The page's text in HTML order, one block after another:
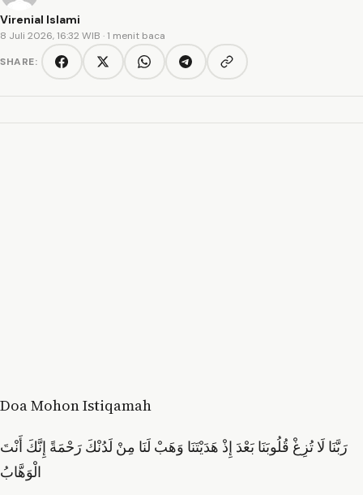
Virenial Islami
8 Juli 2026, 16:32 WIB · 1 menit baca
SHARE:
FacebookTwitter/XWhatsAppTelegramCopy link
Doa Mohon Istiqamah
رَبَّنَا لَا تُزِغْ قُلُوبَنَا بَعْدَ إِذْ هَدَيْتَنَا وَهَبْ لَنَا مِنْ لَدُنْكَ رَحْمَةً إِنَّكَ أَنْتَ
الْوَهَّابُ